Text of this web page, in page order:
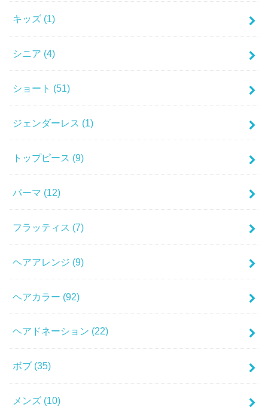
キッズ (1)
シニア (4)
ショート (51)
ジェンダーレス (1)
トップピース (9)
パーマ (12)
フラッティス (7)
ヘアアレンジ (9)
ヘアカラー (92)
ヘアドネーション (22)
ボブ (35)
メンズ (10)